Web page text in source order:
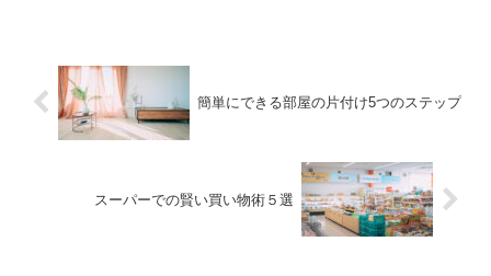
簡単にできる部屋の片付け5つのステップ
スーパーでの賢い買い物術５選